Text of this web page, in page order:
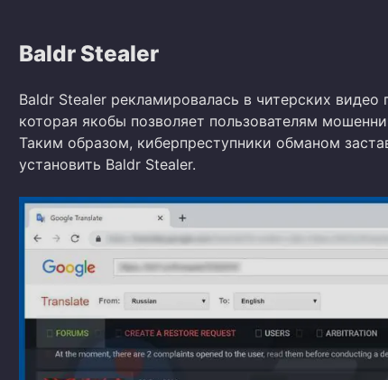
Baldr Stealer
Baldr Stealer рекламировалась в читерских видео
которая якобы позволяет пользователям
Таким образом, киберпреступники обманом
установить Baldr Stealer.